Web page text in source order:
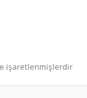
işaretlenmişlerdir